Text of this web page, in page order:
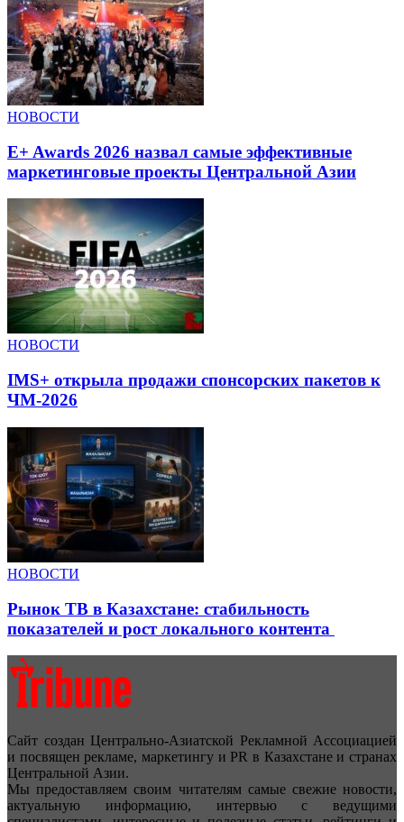
НОВОСТИ
E+ Awards 2026 назвал самые эффективные
маркетинговые проекты Центральной Азии
НОВОСТИ
IMS+ открыла продажи спонсорских пакетов к
ЧМ-2026
НОВОСТИ
Рынок ТВ в Казахстане: стабильность
показателей и рост локального контента
Сайт создан Центрально-Азиатской Рекламной Ассоциацией
и посвящен рекламе, маркетингу и PR в Казахстане и странах
Центральной Азии.
Мы предоставляем своим читателям самые свежие новости,
актуальную информацию, интервью с ведущими